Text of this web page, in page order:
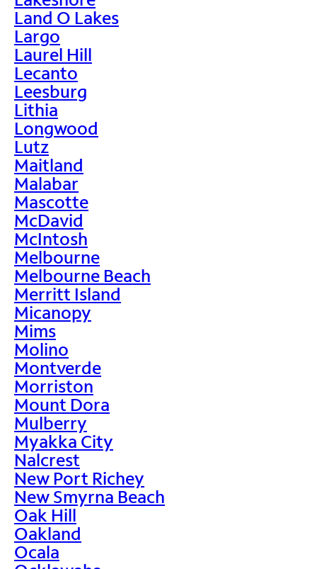
Land O Lakes
Largo
Laurel Hill
Lecanto
Leesburg
Lithia
Longwood
Lutz
Maitland
Malabar
Mascotte
McDavid
McIntosh
Melbourne
Melbourne Beach
Merritt Island
Micanopy
Mims
Molino
Montverde
Morriston
Mount Dora
Mulberry
Myakka City
Nalcrest
New Port Richey
New Smyrna Beach
Oak Hill
Oakland
Ocala